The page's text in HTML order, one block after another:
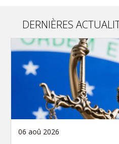
DERNIÈRES
06 aoû 2026